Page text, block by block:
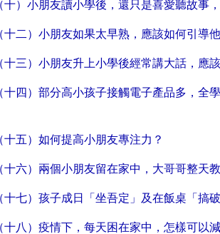
十）小朋友讀小學後，還只是喜愛聽故事
十二）小朋友如果太早熟，應該如何引導
十三）小朋友升上小學後經常講大話，應
十四）部分高小孩子接觸電子產品多，全
五）如何提高小朋友專注力？
十六）兩個小朋友留在家中，大哥哥整天
十七）孩子成日「坐吾定」及在飯桌「搞
十八）疫情下，每天困在家中，怎樣可以